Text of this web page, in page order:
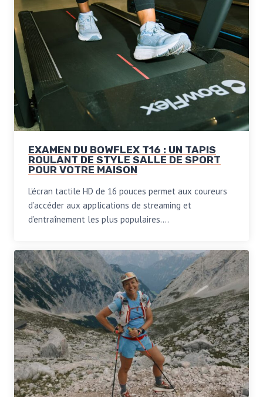
EXAMEN DU BOWFLEX T16 : UN TAPIS
ROULANT DE STYLE SALLE DE SPORT
POUR VOTRE MAISON
L’écran tactile HD de 16 pouces permet aux coureurs
d’accéder aux applications de streaming et
d’entraînement les plus populaires….